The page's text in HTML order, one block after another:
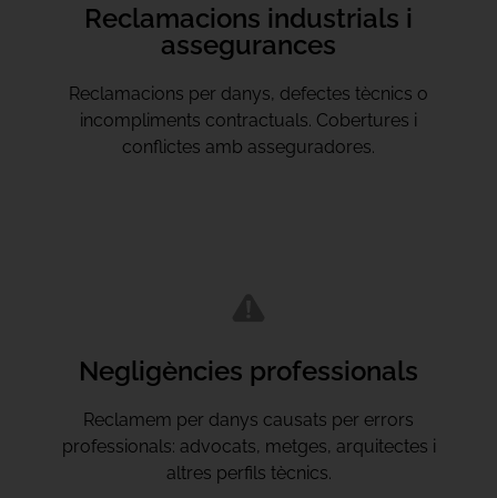
Reclamacions industrials i
assegurances
Reclamacions per danys, defectes tècnics o
incompliments contractuals. Cobertures i
conflictes amb asseguradores.
Negligències professionals
Reclamem per danys causats per errors
professionals: advocats, metges, arquitectes i
altres perfils tècnics.